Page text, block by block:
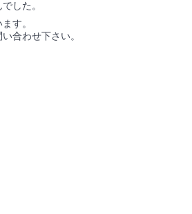
した。
す。
合わせ下さい。